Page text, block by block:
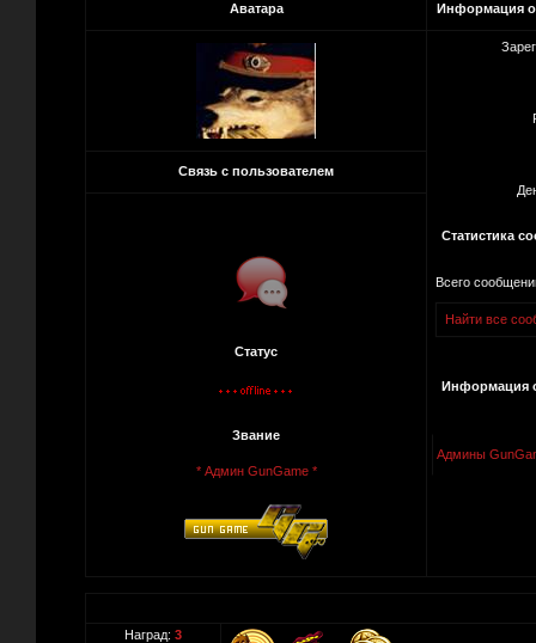
Аватара Информация о
Статистика
Всего
Найти все
Информация
Админы
Связь с пользователем
Статус
Звание
* Админ GunGame *
Наград: 3